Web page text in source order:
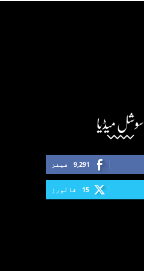
سوشل میڈیا
9,291 فینز
15 فالورز